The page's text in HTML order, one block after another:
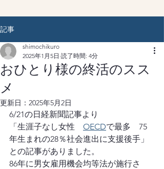
記事
おひとり様の終活のスス
メ
shimochikuro
2025年1月5日 読了時間: 4分
更新日： 2025年5月2日
6/21の日経新聞記事より
「生涯子なし女性 OECDで最多　75
年生まれの28％社会進出に支援後手」
との記事がありました。
86年に男女雇用機会均等法が施行さ